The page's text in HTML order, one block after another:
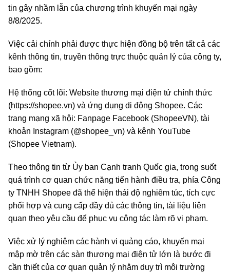
tin gây nhầm lẫn của chương trình khuyến mại ngày
8/8/2025.
Việc cải chính phải được thực hiện đồng bộ trên tất cả các
kênh thông tin, truyền thông trực thuộc quản lý của công ty,
bao gồm:
Hệ thống cốt lõi: Website thương mại điện tử chính thức
(https://shopee.vn) và ứng dụng di động Shopee. Các
trang mạng xã hội: Fanpage Facebook (ShopeeVN), tài
khoản Instagram (@shopee_vn) và kênh YouTube
(Shopee Vietnam).
Theo thông tin từ Ủy ban Cạnh tranh Quốc gia, trong suốt
quá trình cơ quan chức năng tiến hành điều tra, phía Công
ty TNHH Shopee đã thể hiện thái độ nghiêm túc, tích cực
phối hợp và cung cấp đầy đủ các thông tin, tài liệu liên
quan theo yêu cầu để phục vụ công tác làm rõ vi phạm.
Việc xử lý nghiêm các hành vi quảng cáo, khuyến mại
mập mờ trên các sàn thương mại điện tử lớn là bước đi
cần thiết của cơ quan quản lý nhằm duy trì môi trường